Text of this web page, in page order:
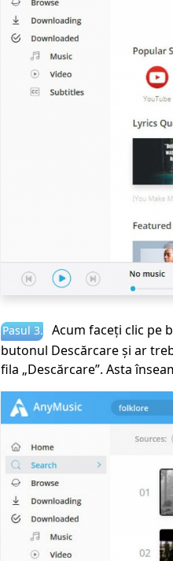
Pasul 3.
Acum faceți clic pe
butonul Descărcare și ar
fila „Descărcare”. Asta